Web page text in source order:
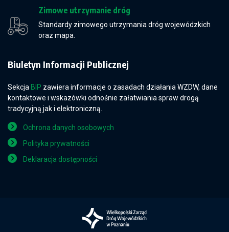
Zimowe utrzymanie dróg
Standardy zimowego utrzymania dróg wojewódzkich
oraz mapa.
Biuletyn Informacji Publicznej
Sekcja BIP zawiera informacje o zasadach działania WZDW, dane
kontaktowe i wskazówki odnośnie załatwiania spraw drogą
tradycyjną jak i elektroniczną.
Ochrona danych osobowych
Polityka prywatności
Deklaracja dostępności